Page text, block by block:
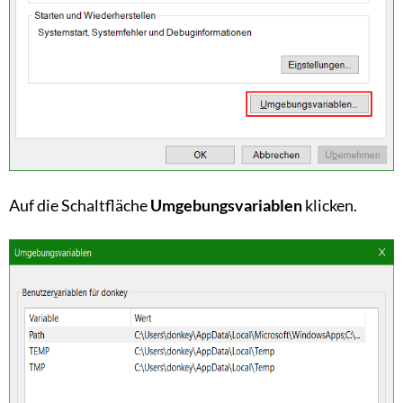
Auf die SchaltflächeUmgebungsvariablenklicken.